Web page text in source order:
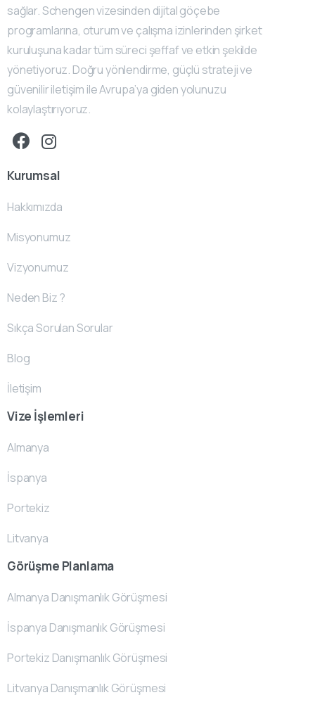
sağlar. Schengen vizesinden dijital göçebe
programlarına, oturum ve çalışma izinlerinden şirket
kuruluşuna kadar tüm süreci şeffaf ve etkin şekilde
yönetiyoruz. Doğru yönlendirme, güçlü strateji ve
güvenilir iletişim ile Avrupa’ya giden yolunuzu
kolaylaştırıyoruz.
Kurumsal
Hakkımızda
Misyonumuz
Vizyonumuz
Neden Biz ?
Sıkça Sorulan Sorular
Blog
İletişim
Vize İşlemleri
Almanya
İspanya
Portekiz
Litvanya
Görüşme Planlama
Almanya Danışmanlık Görüşmesi
İspanya Danışmanlık Görüşmesi
Portekiz Danışmanlık Görüşmesi
Litvanya Danışmanlık Görüşmesi